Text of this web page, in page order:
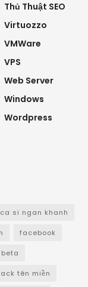
Thủ Thuật SEO
Virtuozzo
VMWare
VPS
Web Server
Windows
Wordpress
ca si ngan khanh
facebook
tên miền